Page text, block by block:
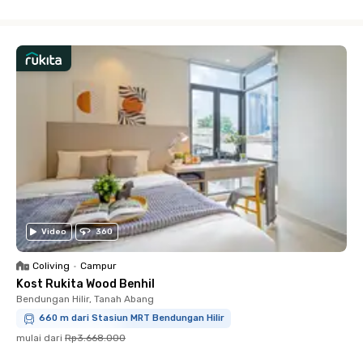
Video 360
Coliving • Campur
Kost Rukita Wood Benhil
Bendungan Hilir, Tanah Abang
660 m dari Stasiun MRT Bendungan Hilir
mulai dari Rp3.668.000